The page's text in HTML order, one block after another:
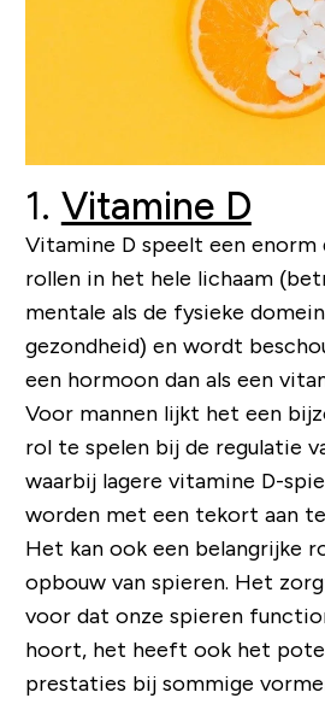
1. Vitamine D
Vitamine D speelt een enorm
rollen in het hele lichaam
mentale als de fysieke
gezondheid) en wordt
een hormoon dan als een
Voor mannen lijkt het een
rol te spelen bij de regulatie
waarbij lagere vitamine D-
worden met een tekort aan
Het kan ook een belangrijke
opbouw van spieren. Het
voor dat onze spieren
hoort, het heeft ook het
prestaties bij sommige